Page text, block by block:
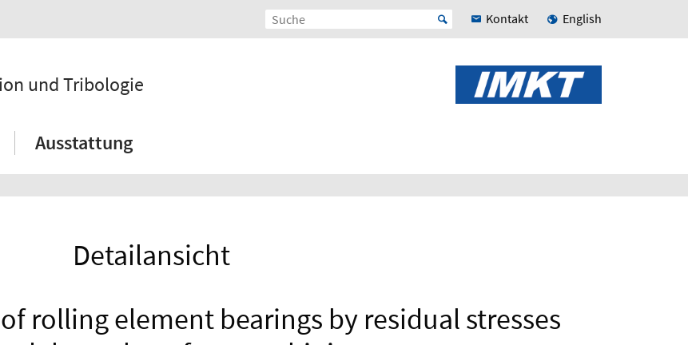
Kontakt English
und Tribologie
Ausstattung
Detailansicht
rolling element bearings by residual stresses